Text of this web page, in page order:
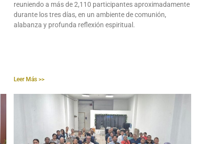
reuniendo a más de 2,110 participantes aproximadamente
durante los tres días, en un ambiente de comunión,
alabanza y profunda reflexión espiritual.
Leer Más >>